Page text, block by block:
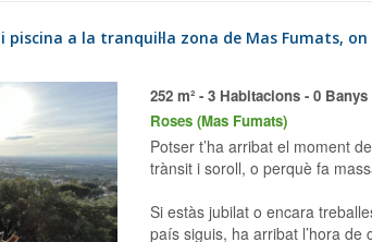
252 m² - 3 Habitacions - 0 Banys
Roses (Mas Fumats)
Potser t’ha arribat el moment de canviar d’aires perquè estàs cansat de viure en una gran ciutat plena de
trànsit i soroll, o perquè fa
Si estàs jubilat o encara
país siguis, ha arribat l’hora